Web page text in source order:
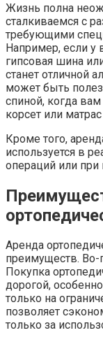
Жизнь полна
сталкиваемся с
требующими
Например, если у
гипсовая шина
станет отличной
может быть
спиной, когда
корсет или
Кроме того,
используется в
операций или при
Аренда
преимуществ. Во-
Покупка
дорогой,
только на
позволяет
только за